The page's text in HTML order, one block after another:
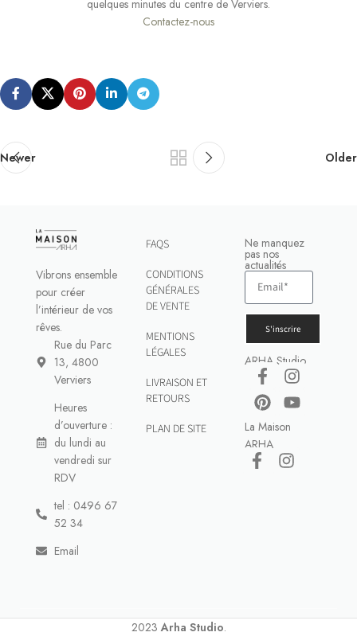
quelques minutes du centre de Verviers.
Contactez-nous
Newer Older
Vibrons ensemble
pour créer
l’intérieur de vos
rêves.
Rue du Parc
13, 4800
Verviers
Heures
d’ouverture :
du lundi au
vendredi sur
RDV
tel : 0496 67
52 34
Email
FAQS
CONDITIONS
GÉNÉRALES
DE VENTE
MENTIONS
LÉGALES
LIVRAISON ET
RETOURS
PLAN DE SITE
Ne manquez
pas nos
actualités
S'inscrire
ARHA Studio
La Maison
ARHA
2023Arha Studio.